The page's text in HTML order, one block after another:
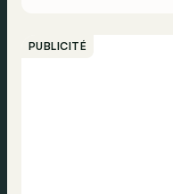
PUBLICITÉ